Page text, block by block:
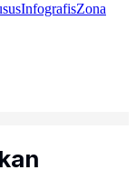
InfografisZona